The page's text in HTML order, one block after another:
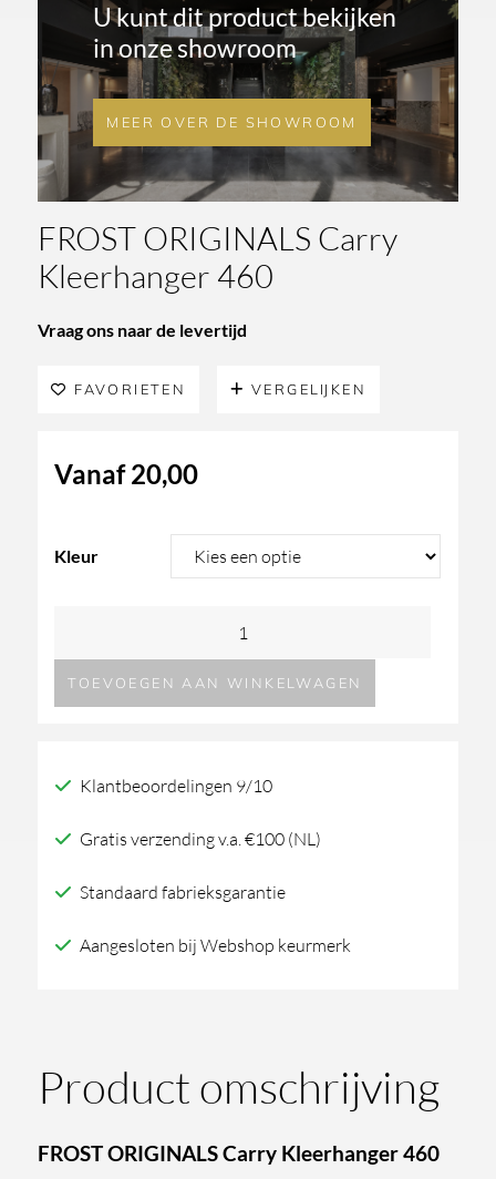
U kunt dit product bekijken
in onze showroom
MEER OVER DE SHOWROOM
FROST ORIGINALS Carry
Kleerhanger 460
Vraag ons naar de levertijd
FAVORIETEN VERGELIJKEN
Vanaf20,00
Kleur
ORIGINALS
Carry
TOEVOEGEN AAN WINKELWAGEN
Klantbeoordelingen 9/10
Gratis verzending v.a. €100 (NL)
Standaard fabrieksgarantie
Aangesloten bij Webshop keurmerk
Product omschrijving
FROST ORIGINALS Carry Kleerhanger 460